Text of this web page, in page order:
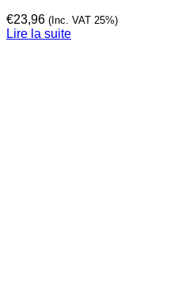
€23,96 (Inc. VAT 25%)
Lire la suite